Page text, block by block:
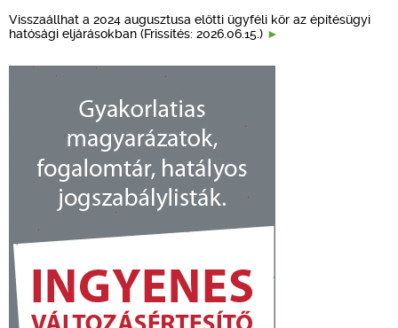
Visszaállhat a 2024 augusztusa előtti ügyféli kör az építésügyi
hatósági eljárásokban (Frissítés: 2026.06.15.)